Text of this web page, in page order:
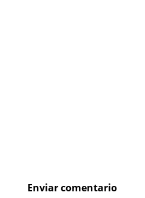
Enviar comentario